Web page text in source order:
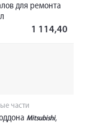
для ремонта
1 114,40
части
Mitsubishi,